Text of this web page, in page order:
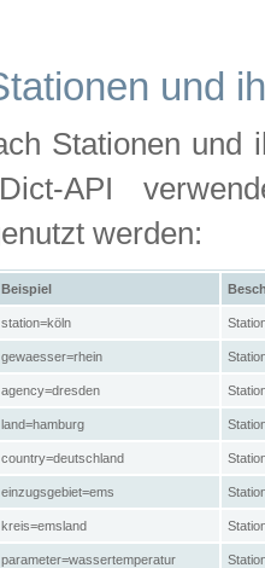
und
Stationen und
API
werden:
Beispiel
station=köln
gewaesser=rhein
agency=dresden
land=hamburg
country=deutschland
einzugsgebiet=ems
kreis=emsland
parameter=wassertemperatur